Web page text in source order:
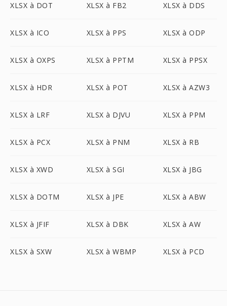
XLSX à DOT XLSX à FB2 XLSX à DDS
XLSX à ICO XLSX à PPS XLSX à ODP
XLSX à OXPS XLSX à PPTM XLSX à PPSX
XLSX à HDR XLSX à POT XLSX à AZW3
XLSX à LRF XLSX à DJVU XLSX à PPM
XLSX à PCX XLSX à PNM XLSX à RB
XLSX à XWD XLSX à SGI XLSX à JBG
XLSX à DOTM XLSX à JPE XLSX à ABW
XLSX à JFIF XLSX à DBK XLSX à AW
XLSX à SXW XLSX à WBMP XLSX à PCD